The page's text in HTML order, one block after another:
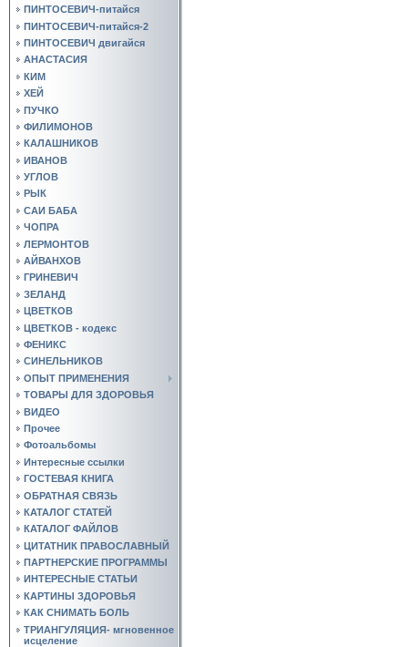
ПИНТОСЕВИЧ-питайся
ПИНТОСЕВИЧ-питайся-2
ПИНТОСЕВИЧ двигайся
АНАСТАСИЯ
КИМ
ХЕЙ
ПУЧКО
ФИЛИМОНОВ
КАЛАШНИКОВ
ИВАНОВ
УГЛОВ
РЫК
САИ БАБА
ЧОПРА
ЛЕРМОНТОВ
АЙВАНХОВ
ГРИНЕВИЧ
ЗЕЛАНД
ЦВЕТКОВ
ЦВЕТКОВ - кодекс
ФЕНИКС
СИНЕЛЬНИКОВ
ОПЫТ ПРИМЕНЕНИЯ
ТОВАРЫ ДЛЯ ЗДОРОВЬЯ
ВИДЕО
Прочее
Фотоальбомы
Интересные ссылки
ГОСТЕВАЯ КНИГА
ОБРАТНАЯ СВЯЗЬ
КАТАЛОГ СТАТЕЙ
КАТАЛОГ ФАЙЛОВ
ЦИТАТНИК ПРАВОСЛАВНЫЙ
ПАРТНЕРСКИЕ ПРОГРАММЫ
ИНТЕРЕСНЫЕ СТАТЬИ
КАРТИНЫ ЗДОРОВЬЯ
КАК СНИМАТЬ БОЛЬ
ТРИАНГУЛЯЦИЯ- мгновенное
исцеление